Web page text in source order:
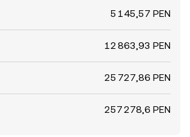
5 145,57 PEN
12 863,93 PEN
25 727,86 PEN
257 278,6 PEN